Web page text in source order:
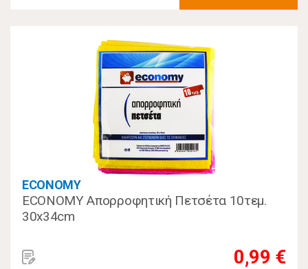
ECONOMY
ECONOMY Απορροφητική Πετσέτα 10τεμ.
30x34cm
0,99 €